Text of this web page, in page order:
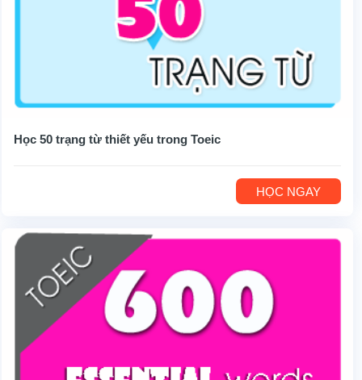
Học 50 trạng từ thiết yếu trong Toeic
HỌC NGAY